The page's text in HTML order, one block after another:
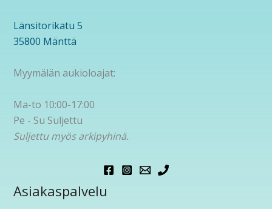
Länsitorikatu 5
35800 Mänttä
Myymälän aukioloajat:
Ma-to 10:00-17:00
Pe - Su Suljettu
Suljettu myös arkipyhinä.
Asiakaspalvelu